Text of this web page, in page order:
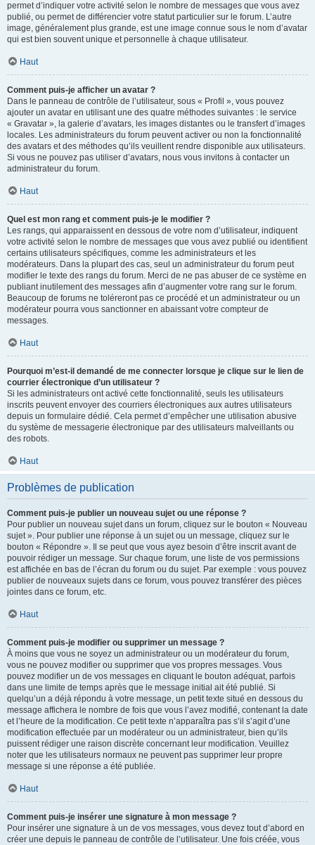
permet d’indiquer votre activité selon le nombre de messages que vous avez
publié, ou permet de différencier votre statut particulier sur le forum. L’autre
image, généralement plus grande, est une image connue sous le nom d’avatar
qui est bien souvent unique et personnelle à chaque utilisateur.
Haut
Comment puis-je afficher un avatar ?
Dans le panneau de contrôle de l’utilisateur, sous « Profil », vous pouvez
ajouter un avatar en utilisant une des quatre méthodes suivantes : le service
« Gravatar », la galerie d’avatars, les images distantes ou le transfert d’images
locales. Les administrateurs du forum peuvent activer ou non la fonctionnalité
des avatars et des méthodes qu’ils veuillent rendre disponible aux utilisateurs.
Si vous ne pouvez pas utiliser d’avatars, nous vous invitons à contacter un
administrateur du forum.
Haut
Quel est mon rang et comment puis-je le modifier ?
Les rangs, qui apparaissent en dessous de votre nom d’utilisateur, indiquent
votre activité selon le nombre de messages que vous avez publié ou identifient
certains utilisateurs spécifiques, comme les administrateurs et les
modérateurs. Dans la plupart des cas, seul un administrateur du forum peut
modifier le texte des rangs du forum. Merci de ne pas abuser de ce système en
publiant inutilement des messages afin d’augmenter votre rang sur le forum.
Beaucoup de forums ne toléreront pas ce procédé et un administrateur ou un
modérateur pourra vous sanctionner en abaissant votre compteur de
messages.
Haut
Pourquoi m’est-il demandé de me connecter lorsque je clique sur le lien de
courrier électronique d’un utilisateur ?
Si les administrateurs ont activé cette fonctionnalité, seuls les utilisateurs
inscrits peuvent envoyer des courriers électroniques aux autres utilisateurs
depuis un formulaire dédié. Cela permet d’empêcher une utilisation abusive
du système de messagerie électronique par des utilisateurs malveillants ou
des robots.
Haut
Problèmes de publication
Comment puis-je publier un nouveau sujet ou une réponse ?
Pour publier un nouveau sujet dans un forum, cliquez sur le bouton « Nouveau
sujet ». Pour publier une réponse à un sujet ou un message, cliquez sur le
bouton « Répondre ». Il se peut que vous ayez besoin d’être inscrit avant de
pouvoir rédiger un message. Sur chaque forum, une liste de vos permissions
est affichée en bas de l’écran du forum ou du sujet. Par exemple : vous pouvez
publier de nouveaux sujets dans ce forum, vous pouvez transférer des pièces
jointes dans ce forum, etc.
Haut
Comment puis-je modifier ou supprimer un message ?
À moins que vous ne soyez un administrateur ou un modérateur du forum,
vous ne pouvez modifier ou supprimer que vos propres messages. Vous
pouvez modifier un de vos messages en cliquant le bouton adéquat, parfois
dans une limite de temps après que le message initial ait été publié. Si
quelqu’un a déjà répondu à votre message, un petit texte situé en dessous du
message affichera le nombre de fois que vous l’avez modifié, contenant la date
et l’heure de la modification. Ce petit texte n’apparaîtra pas s’il s’agit d’une
modification effectuée par un modérateur ou un administrateur, bien qu’ils
puissent rédiger une raison discrète concernant leur modification. Veuillez
noter que les utilisateurs normaux ne peuvent pas supprimer leur propre
message si une réponse a été publiée.
Haut
Comment puis-je insérer une signature à mon message ?
Pour insérer une signature à un de vos messages, vous devez tout d’abord en
créer une depuis le panneau de contrôle de l’utilisateur. Une fois créée, vous